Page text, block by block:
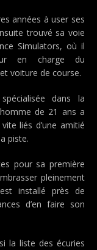
années à user ses
trouvé sa voie
Simulators, où il
en charge du
voiture de course.
dans la
de 21 ans a
liés d’une amitié
piste.
pour sa première
pleinement
installé près de
d’en faire son
la liste des écuries